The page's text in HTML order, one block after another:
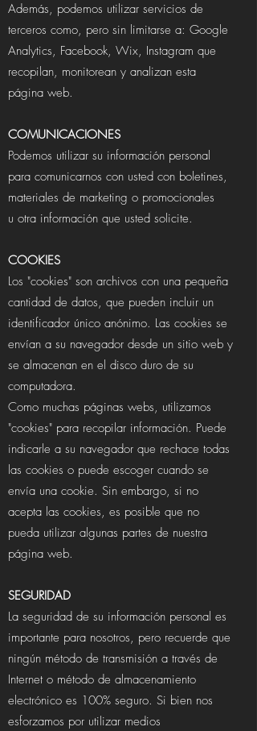
Además, podemos utilizar servicios de
terceros como, pero sin limitarse a: Google
Analytics, Facebook, Wix, Instagram que
recopilan, monitorean y analizan esta
página web.
COMUNICACIONES
Podemos utilizar su información personal
para comunicarnos con usted con boletines,
materiales de marketing o promocionales
u otra información que usted solicite.
COOKIES
Los "cookies" son archivos con una pequeña
cantidad de datos, que pueden incluir un
identificador único anónimo. Las cookies se
envían a su navegador desde un sitio web y
se almacenan en el disco duro de su
computadora.
Como muchas páginas webs, utilizamos
"cookies" para recopilar información. Puede
indicarle a su navegador que rechace todas
las cookies o puede escoger cuando se
envía una cookie. Sin embargo, si no
acepta las cookies, es posible que no
pueda utilizar algunas partes de nuestra
página web.
SEGURIDAD
La seguridad de su información personal es
importante para nosotros, pero recuerde que
ningún método de transmisión a través de
Internet o método de almacenamiento
electrónico es 100% seguro. Si bien nos
esforzamos por utilizar medios